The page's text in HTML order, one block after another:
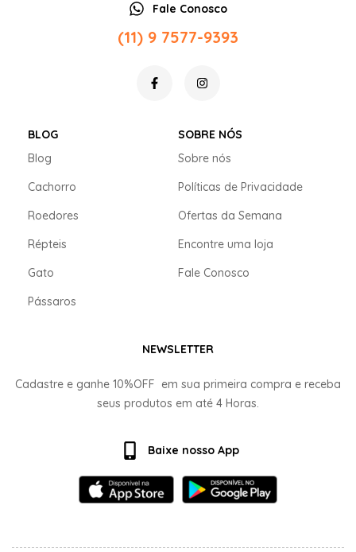
Fale Conosco
(11) 9 7577-9393
BLOG
Blog
Cachorro
Roedores
Répteis
Gato
Pássaros
SOBRE NÓS
Sobre nós
Políticas de Privacidade
Ofertas da Semana
Encontre uma loja
Fale Conosco
NEWSLETTER
Cadastre e ganhe 10%OFF em sua primeira compra e receba
seus produtos em até 4 Horas.
Baixe nosso App